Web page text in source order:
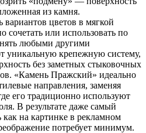
из камня.
цветов в мягкой
или использовать по
любыми другими
уникальную крепежную систему,
без заметных стыковочных
«Камень Пражский» идеально
направления, заменяя
его традиционно используют
В результате даже самый
как на картинке в рекламном
потребует минимум.